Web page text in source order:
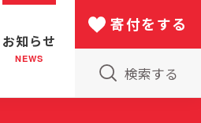
日本における救世軍の130年
お知らせ
NEWS
検索する
寄付をする